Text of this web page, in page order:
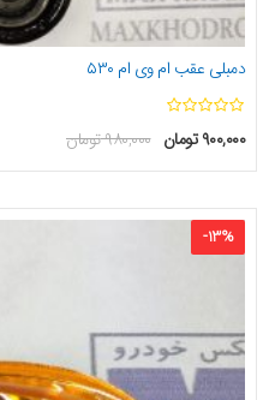
دمبلی عقب ام وی ام ۵۳۰
۹۸۰,۰۰۰تومان ۹۰۰,۰۰۰ تومان
-13%